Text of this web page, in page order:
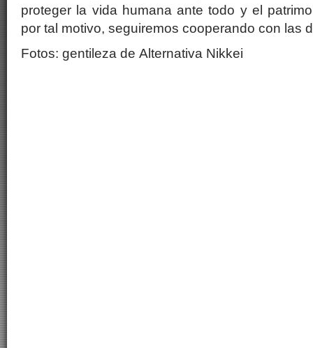
proteger la vida humana ante todo y el
por tal motivo, seguiremos cooperando con las
Fotos: gentileza de Alternativa Nikkei